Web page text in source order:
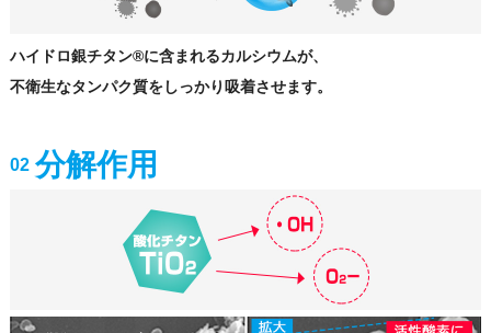
ハイドロ銀チタン®に含まれるカルシウムが、
不衛生なタンパク質をしっかり吸着させます。
02 分解作用